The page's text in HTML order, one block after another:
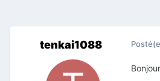
tenkai1088